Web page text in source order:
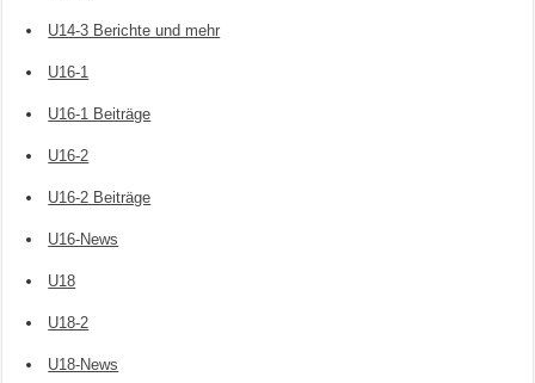
U14-3 Berichte und mehr
U16-1
U16-1 Beiträge
U16-2
U16-2 Beiträge
U16-News
U18
U18-2
U18-News